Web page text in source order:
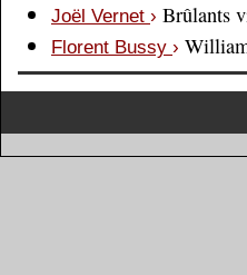
Joël Vernet › Brûlants
Florent Bussy ›